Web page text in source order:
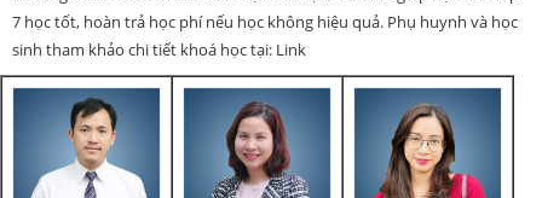
7 học tốt, hoàn trả học phí nếu học không hiệu quả. Phụ huynh và học
sinh tham khảo chi tiết khoá học tại: Link